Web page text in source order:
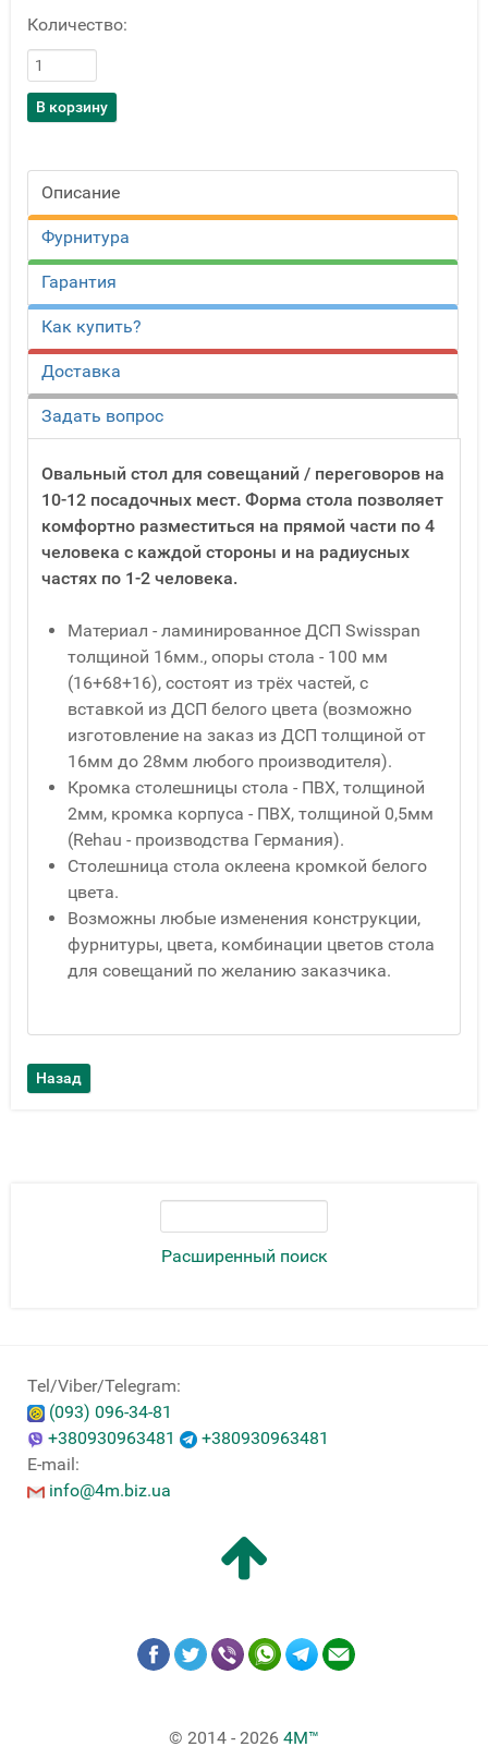
Расширенный поиск
Количество:
Описание
Фурнитура
Гарантия
Как купить?
Доставка
Задать вопрос
Овальный стол для совещаний / переговоров на
10-12 посадочных мест. Форма стола позволяет
комфортно разместиться на прямой части по 4
человека с каждой стороны и на радиусных
частях по 1-2 человека.
Материал - ламинированное ДСП Swisspan
толщиной 16мм., опоры стола - 100 мм
(16+68+16), состоят из трёх частей, с
вставкой из ДСП белого цвета (возможно
изготовление на заказ из ДСП толщиной от
16мм до 28мм любого производителя).
Кромка столешницы стола - ПВХ, толщиной
2мм, кромка корпуса - ПВХ, толщиной 0,5мм
(Rehau - производства Германия).
Столешница стола оклеена кромкой белого
цвета.
Возможны любые изменения конструкции,
фурнитуры, цвета, комбинации цветов стола
для совещаний по желанию заказчика.
Tel/Viber/Telegram:
(093) 096-34-81
+380930963481
+380930963481
E-mail:
info@4m.biz.ua
© 2014 - 2026 4M™